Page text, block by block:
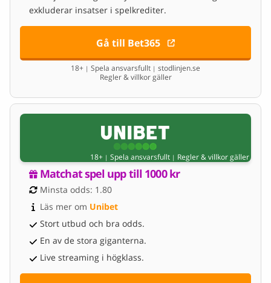
exkluderar insatser i spelkrediter.
Gå till Bet365
18+ | Spela ansvarsfullt | stodlinjen.se
Regler & villkor gäller
18+ | Spela ansvarsfullt | Regler & villkor gäller
Matchat spel upp till 1000 kr
Minsta odds: 1.80
Läs mer om Unibet
Stort utbud och bra odds.
En av de stora giganterna.
Live streaming i högklass.